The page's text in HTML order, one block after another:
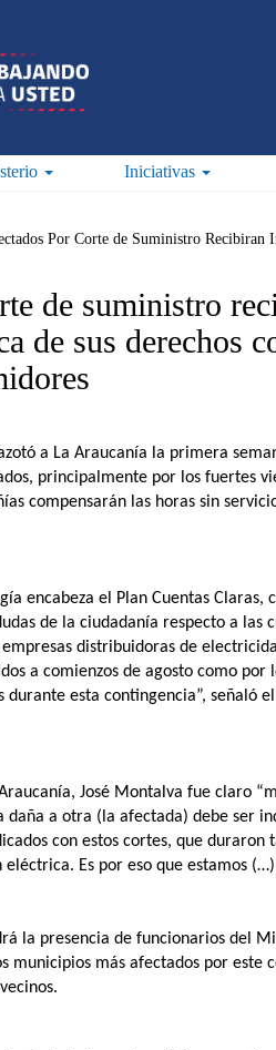
Iniciativas
Por Corte de Suministro Recibiran
de suministro
de sus derechos
a La Araucanía la primera
principalmente por los fuertes
compensarán las horas sin
encabeza el Plan Cuentas Claras,
de la ciudadanía respecto a las
empresas distribuidoras de
a comienzos de agosto como por
esta contingencia”, señaló
José Montalva fue claro
a otra (la afectada) debe ser
con estos cortes, que
eléctrica. Es por eso que estamos
la presencia de funcionarios del
municipios más afectados por